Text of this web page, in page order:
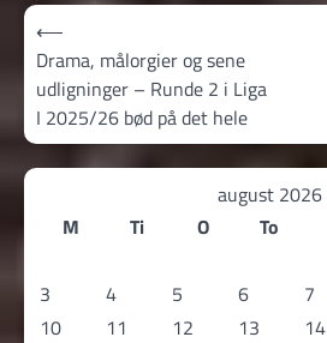
Indlægsnavigation
⟵
Drama, målorgier og sene
udligninger – Runde 2 i Liga
I 2025/26 bød på det hele
august 2026
M
Ti O To
3
4 5 6 7
10
11 12 13 14